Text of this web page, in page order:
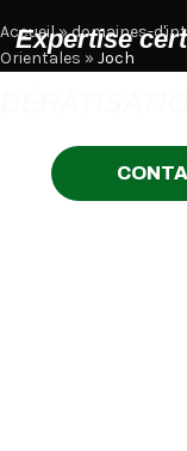
Accueil»domaines-
Orientales » Joch
Expertise